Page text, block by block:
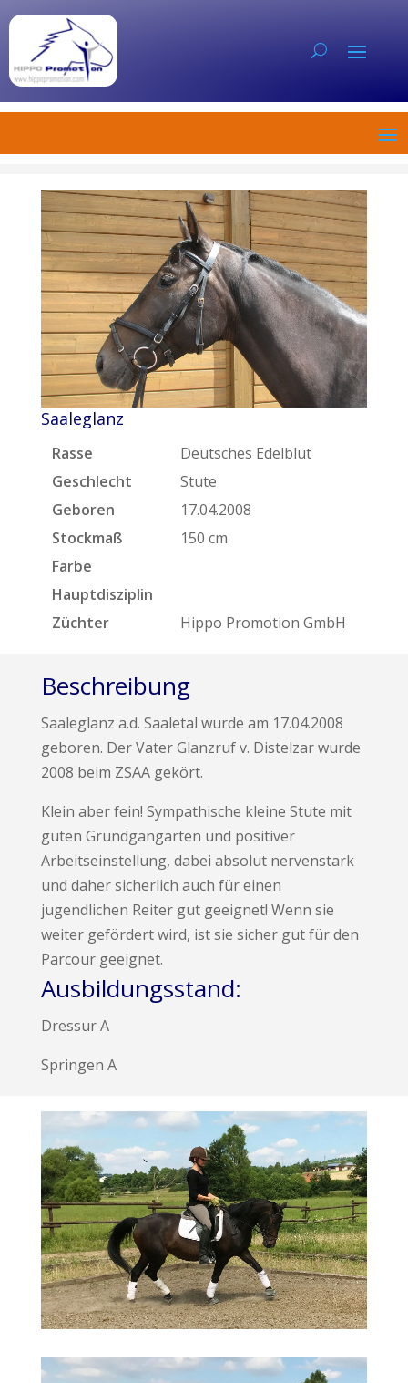
Saaleglanz
Rasse
Deutsches Edelblut
Geschlecht
Stute
Geboren
17.04.2008
Stockmaß
150 cm
Farbe
Hauptdisziplin
Züchter
Hippo Promotion GmbH
Beschreibung
Saaleglanz a.d. Saaletal wurde am 17.04.2008
geboren. Der Vater Glanzruf v. Distelzar wurde
2008 beim ZSAA gekört.
Klein aber fein! Sympathische kleine Stute mit
guten Grundgangarten und positiver
Arbeitseinstellung, dabei absolut nervenstark
und daher sicherlich auch für einen
jugendlichen Reiter gut geeignet! Wenn sie
weiter gefördert wird, ist sie sicher gut für den
Parcour geeignet.
Ausbildungsstand:
Dressur A
Springen A